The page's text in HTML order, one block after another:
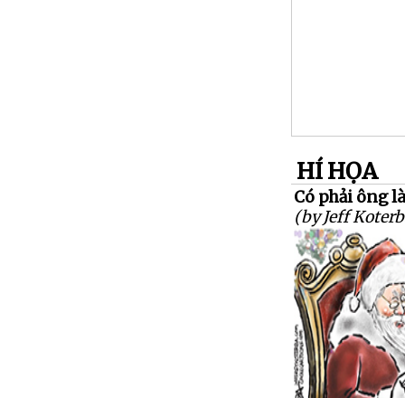
HÍ HỌA
Có phải ông
(by Jeff